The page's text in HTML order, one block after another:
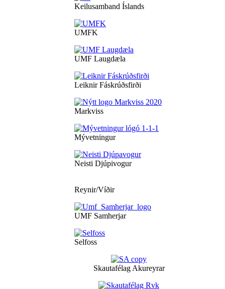
Keilusamband Íslands
UMFK
UMF Laugdæla
Leiknir Fáskrúðsfirði
Markviss
Mývetningur
Neisti Djúpivogur
Reynir/Víðir
UMF Samherjar
Selfoss
Skautafélag Akureyrar